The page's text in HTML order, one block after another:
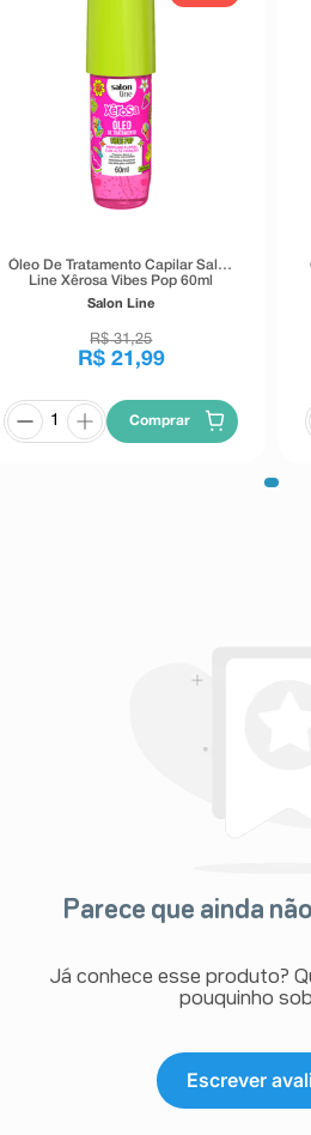
Óleo De Tratamento Capilar Salon
Line Xêrosa Vibes Pop 60ml
Salon Line
R$ 31,25
R$ 21 ,99
Comprar
Parece que ainda
Já conhece esse produto?
pouquinho
Escrever